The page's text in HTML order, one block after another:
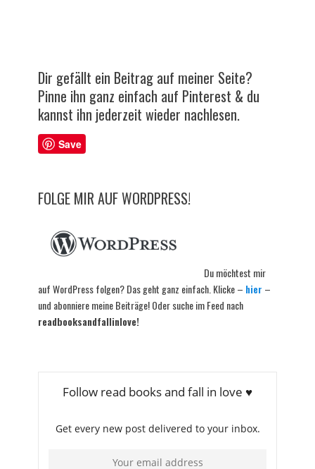
Dir gefällt ein Beitrag auf meiner Seite?
Pinne ihn ganz einfach auf Pinterest & du
kannst ihn jederzeit wieder nachlesen.
Save
FOLGE MIR AUF WORDPRESS!
Du möchtest mir
auf WordPress folgen? Das geht ganz einfach. Klicke – hier –
und abonniere meine Beiträge! Oder suche im Feed nach
readbooksandfallinlove!